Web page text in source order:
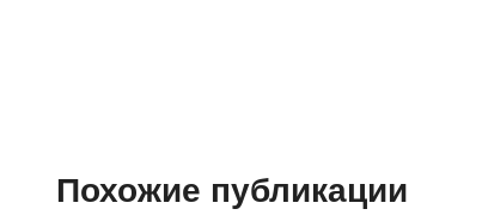
Похожие публикации